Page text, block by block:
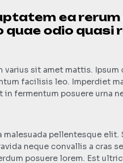
ea
quae odio quasi
varius sit amet mattis.
facilisis leo. Imperdiet
fermentum posuere urna
malesuada pellentesque
neque convallis a cras
posuere lorem. Est